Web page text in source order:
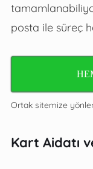
posta ile süreç
Ortak sitemize
Kart Aidatı